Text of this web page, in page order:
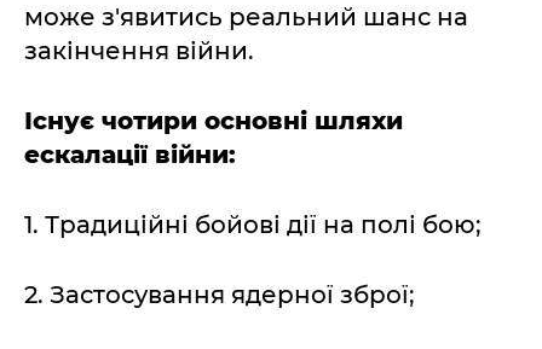
може з'явитись реальний шанс на
закінчення війни.
Існує чотири основні шляхи
ескалації війни:
1. Традиційні бойові дії на полі бою;
2. Застосування ядерної зброї;